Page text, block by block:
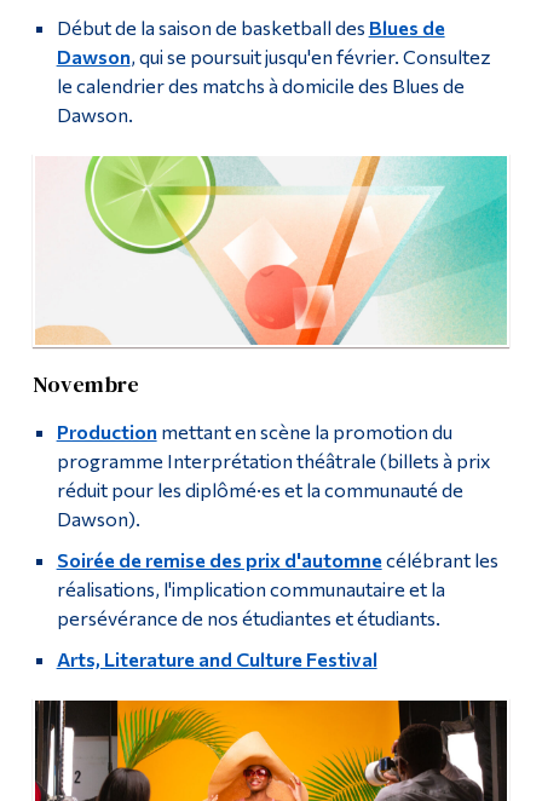
Début de la saison de basketball des Blues de
Dawson, qui se poursuit jusqu'en février. Consultez
le calendrier des matchs à domicile des Blues de
Dawson.
Novembre
Production mettant en scène la promotion du
programme Interprétation théâtrale (billets à prix
réduit pour les diplômé·es et la communauté de
Dawson).
Soirée de remise des prix d'automnecélébrant les
réalisations, l'implication communautaire et la
persévérance de nos étudiantes et étudiants.
Arts, Literature and Culture Festival